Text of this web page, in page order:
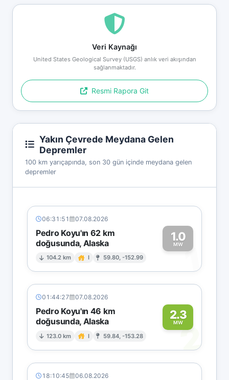
Veri Kaynağı
United States Geological Survey (USGS) anlık veri akışından
sağlanmaktadır.
Resmi Rapora Git
Yakın Çevrede Meydana Gelen
Depremler
100 km yarıçapında, son 30 gün içinde meydana gelen
depremler
06:31:51 07.08.2026
Pedro Koyu'ın 62 km
doğusunda, Alaska
104.2 km I 59.80, -152.99
1.0
MW1
01:44:27 07.08.2026
Pedro Koyu'ın 46 km
doğusunda, Alaska
123.0 km I 59.84, -153.28
2.3
MW
2
18:10:45 06.08.2026